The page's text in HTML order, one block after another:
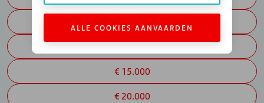
€ 10.000
€ 15.000
€ 20.000
ALLE COOKIES AANVAARDEN